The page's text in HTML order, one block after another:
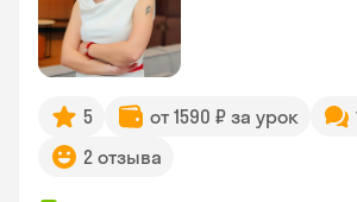
5 от 1590 ₽ за урок
2 отзыва